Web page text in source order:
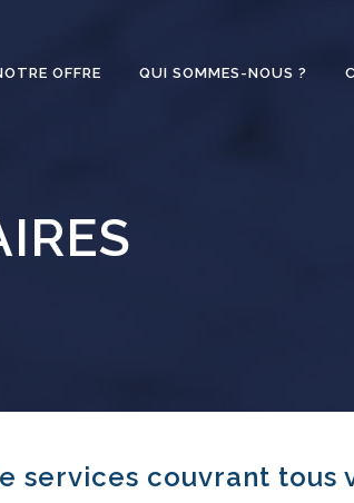
OFFRE QUI SOMMES-NOUS ?
services couvrant tous